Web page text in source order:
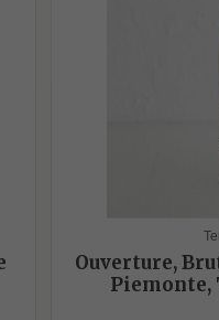
Ouverture,
Piemonte,